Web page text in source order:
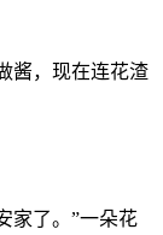
酱，现在连花渣
家了。”一朵花